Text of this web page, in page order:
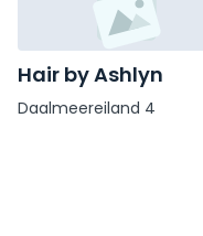
Hair by Ashlyn
Daalmeereiland 4